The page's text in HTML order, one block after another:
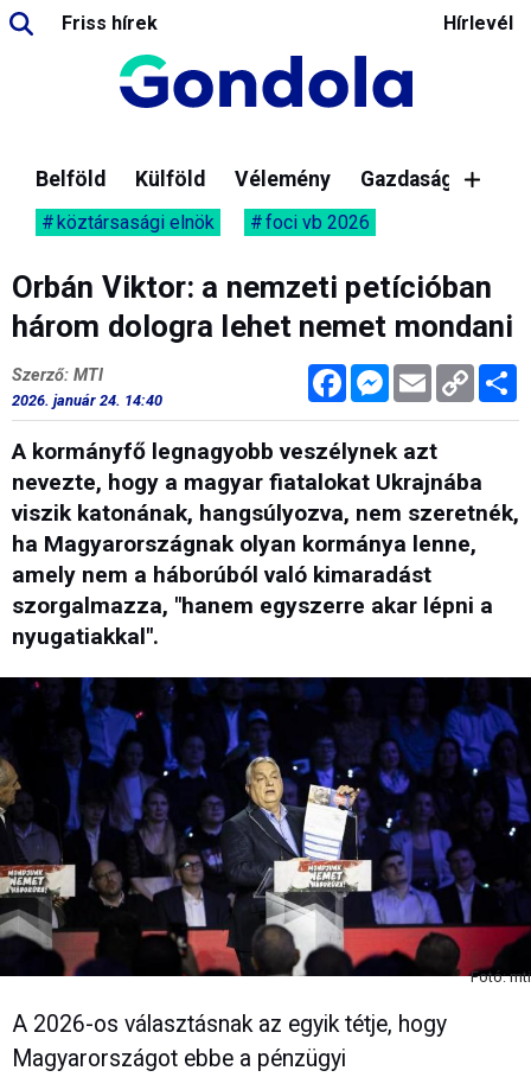
Friss hírek Hírlevél
Belföld Külföld Vélemény Gazdaság
köztársasági elnök foci vb 2026
Orbán Viktor: a nemzeti petícióban
három dologra lehet nemet mondani
FacebookMessenger
Email Copy
Link
Szerző: MTI
2026. január 24. 14:40
A kormányfő legnagyobb veszélynek azt
nevezte, hogy a magyar fiatalokat Ukrajnába
viszik katonának, hangsúlyozva, nem szeretnék,
ha Magyarországnak olyan kormánya lenne,
amely nem a háborúból való kimaradást
szorgalmazza, "hanem egyszerre akar lépni a
nyugatiakkal".
Fotó: mti
A 2026-os választásnak az egyik tétje, hogy
Magyarországot ebbe a pénzügyi